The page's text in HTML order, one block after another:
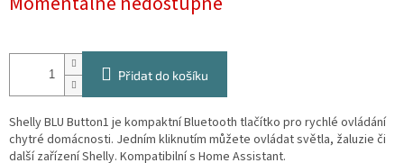
cena:
Přidat do košíku
Shelly BLU Button1 je kompaktní Bluetooth tlačítko pro rychlé ovládání
chytré domácnosti. Jedním kliknutím můžete ovládat světla, žaluzie či
další zařízení Shelly. Kompatibilní s Home Assistant.